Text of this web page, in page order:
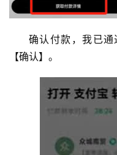
确认付款，我已
【确认】。